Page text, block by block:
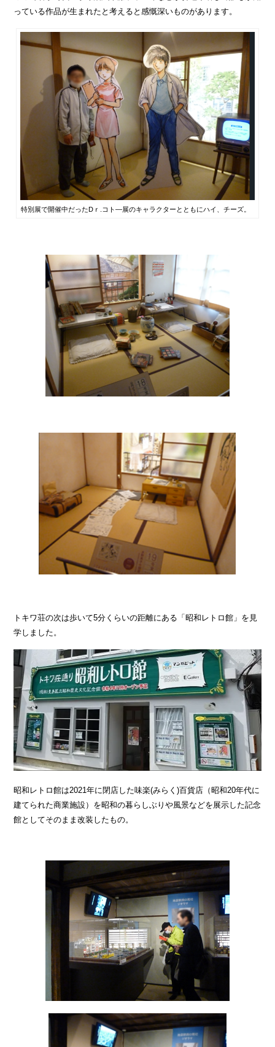
っている作品が生まれたと考えると感慨深いものがあります。
特別展で開催中だったDｒ.コト―展のキャラクターとともにハイ、チーズ。
トキワ荘の次は歩いて5分くらいの距離にある「昭和レトロ館」を見
学しました。
昭和レトロ館は2021年に閉店した味楽(みらく)百貨店（昭和20年代に
建てられた商業施設）を昭和の暮らしぶりや風景などを展示した記念
館としてそのまま改装したもの。